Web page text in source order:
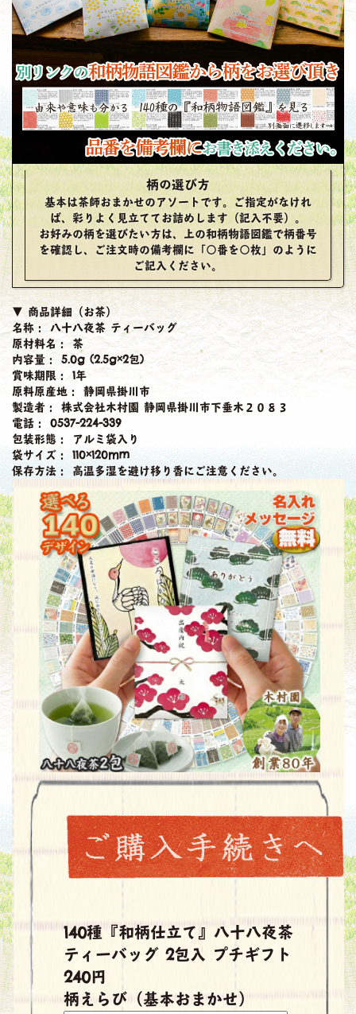
柄の選び方
基本は茶師おまかせのアソートです。ご指定がなけれ
ば、彩りよく見立ててお詰めします（記入不要）。
お好みの柄を選びたい方は、上の和柄物語図鑑で柄番号
を確認し、ご注文時の備考欄に「○番を○枚」のように
ご記入ください。
▼ 商品詳細（お茶）
名称：八十八夜茶 ティーバッグ
原材料名：茶
内容量： 5.0g (2.5g×2包)
賞味期限：1年
原料原産地：
静岡県掛川市
製造者：
株式会社木村園 静岡県掛川市下垂木２０８３
電話：
0537-224-339
包装形態：
アルミ袋入り
袋サイズ：
110×120mm
保存方法： 高温多湿を避け移り香にご注意ください。
140種『和柄仕立て』八十八夜茶
ティーバッグ 2包入 プチギフト
240円
柄えらび（基本おまかせ）